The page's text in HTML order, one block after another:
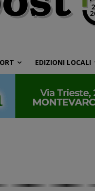
EDIZIONI LOCALI